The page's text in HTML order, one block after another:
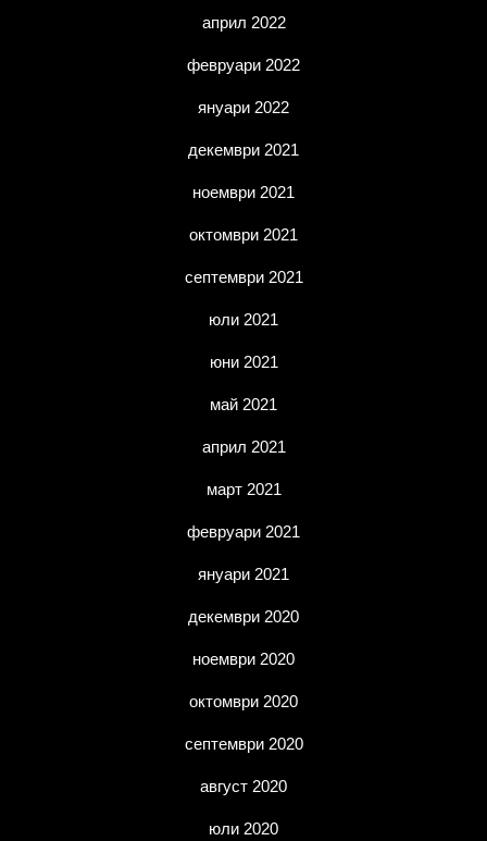
април 2022
февруари 2022
януари 2022
декември 2021
ноември 2021
октомври 2021
септември 2021
юли 2021
юни 2021
май 2021
април 2021
март 2021
февруари 2021
януари 2021
декември 2020
ноември 2020
октомври 2020
септември 2020
август 2020
юли 2020